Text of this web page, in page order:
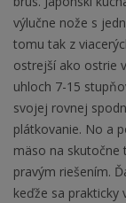
výlučne nože s
tomu tak z
ostrejší ako ostrie
uhloch 7-15
svojej rovnej
plátkovanie. No a
mäso na skutočne
pravým riešením.
keďže sa prakticky